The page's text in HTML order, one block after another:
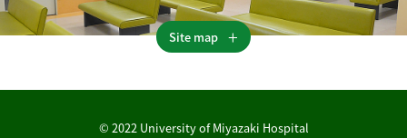
Site map
© 2022 University of Miyazaki Hospital